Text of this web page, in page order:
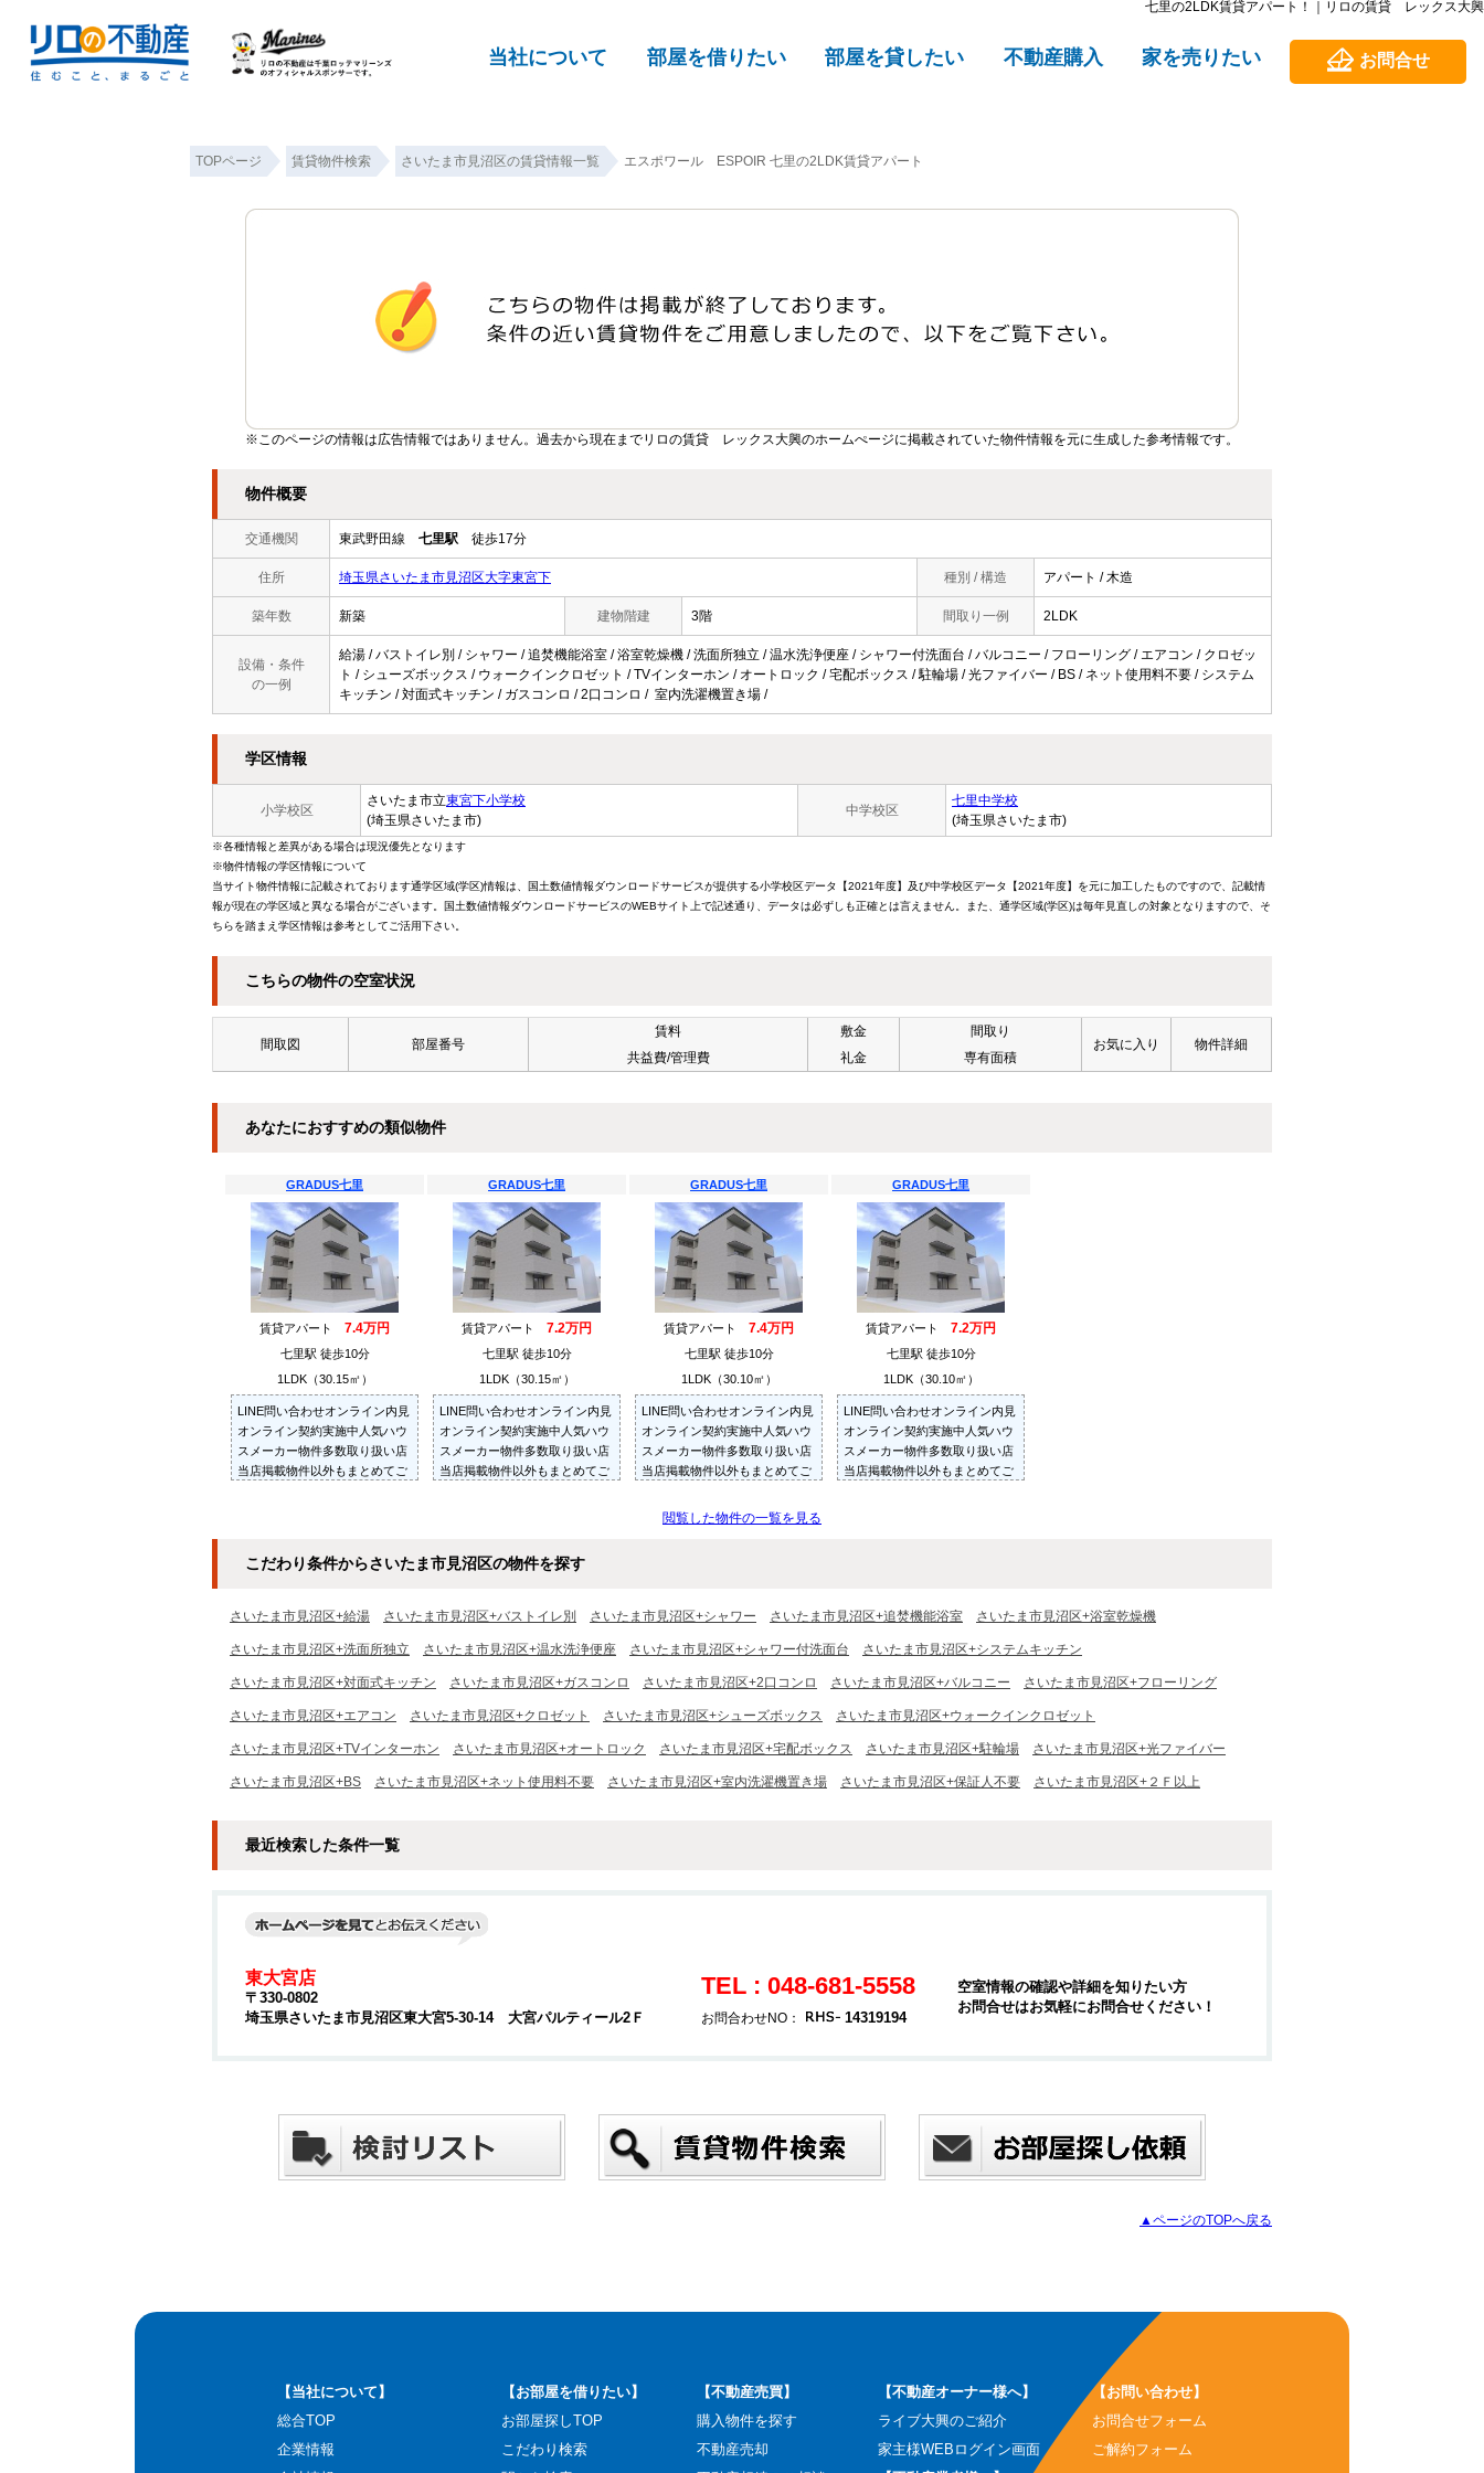
七里の2LDK賃貸アパート！｜リロの賃貸 レックス大興
当社について 部屋を借りたい 部屋を貸したい 不動産購入 家を売りたい お問合せ
TOPページ 賃貸物件検索 さいたま市見沼区の賃貸情報一覧 エスポワール ESPOIR 七里の2LDK賃貸アパート
※このページの情報は広告情報ではありません。過去から現在までリロの賃貸 レックス大興のホームぺージに掲載されていた物件情報を元に生成した参考情報です。
物件概要
交通機関 東武野田線 七里駅 徒歩17分
住所 埼玉県さいたま市見沼区大字東宮下 種別 / 構造 アパート / 木造
築年数 新築 建物階建 3階 間取り一例 2LDK
設備・条件
の一例
給湯 / バストイレ別 / シャワー / 追焚機能浴室 / 浴室乾燥機 / 洗面所独立 / 温水洗浄便座 / シャワー付洗面台 / バルコニー / フローリング / エアコン / クロゼッ
ト / シューズボックス / ウォークインクロゼット / TVインターホン / オートロック / 宅配ボックス / 駐輪場 / 光ファイバー / BS / ネット使用料不要 / システム
キッチン / 対面式キッチン / ガスコンロ / 2口コンロ / 室内洗濯機置き場 /
学区情報
小学校区
さいたま市立東宮下小学校
(埼玉県さいたま市)
中学校区
七里中学校
(埼玉県さいたま市)
※各種情報と差異がある場合は現況優先となります
※物件情報の学区情報について
当サイト物件情報に記載されております通学区域(学区)情報は、国土数値情報ダウンロードサービスが提供する小学校区データ【2021年度】及び中学校区データ【2021年度】を元に加工したものですので、記載情
報が現在の学区域と異なる場合がございます。国土数値情報ダウンロードサービスのWEBサイト上で記述通り、データは必ずしも正確とは言えません。また、通学区域(学区)は毎年見直しの対象となりますので、そ
ちらを踏まえ学区情報は参考としてご活用下さい。
こちらの物件の空室状況
間取図 部屋番号
賃料
共益費/管理費
敷金
礼金
間取り
専有面積
お気に入り 物件詳細
あなたにおすすめの類似物件
GRADUS七里
賃貸アパート 7.4万円
七里駅 徒歩10分
1LDK（30.15㎡）
LINE問い合わせオンライン内見
オンライン契約実施中人気ハウ
スメーカー物件多数取り扱い店
当店掲載物件以外もまとめてご
GRADUS七里
賃貸アパート 7.2万円
七里駅 徒歩10分
1LDK（30.15㎡）
LINE問い合わせオンライン内見
オンライン契約実施中人気ハウ
スメーカー物件多数取り扱い店
当店掲載物件以外もまとめてご
GRADUS七里
賃貸アパート 7.4万円
七里駅 徒歩10分
1LDK（30.10㎡）
LINE問い合わせオンライン内見
オンライン契約実施中人気ハウ
スメーカー物件多数取り扱い店
当店掲載物件以外もまとめてご
お部屋を多数ご紹介させていた
GRADUS七里
賃貸アパート 7.2万円
七里駅 徒歩10分
1LDK（30.10㎡）
LINE問い合わせオンライン内見
オンライン契約実施中人気ハウ
スメーカー物件多数取り扱い店
当店掲載物件以外もまとめてご
閲覧した物件の一覧を見る
こだわり条件からさいたま市見沼区の物件を探す
さいたま市見沼区+給湯 さいたま市見沼区+バストイレ別 さいたま市見沼区+シャワー さいたま市見沼区+追焚機能浴室 さいたま市見沼区+浴室乾燥機
さいたま市見沼区+洗面所独立 さいたま市見沼区+温水洗浄便座 さいたま市見沼区+シャワー付洗面台 さいたま市見沼区+システムキッチン
さいたま市見沼区+対面式キッチン さいたま市見沼区+ガスコンロ さいたま市見沼区+2口コンロ さいたま市見沼区+バルコニー さいたま市見沼区+フローリング
さいたま市見沼区+エアコン さいたま市見沼区+クロゼット さいたま市見沼区+シューズボックス さいたま市見沼区+ウォークインクロゼット
さいたま市見沼区+TVインターホン さいたま市見沼区+オートロック さいたま市見沼区+宅配ボックス さいたま市見沼区+駐輪場 さいたま市見沼区+光ファイバー
さいたま市見沼区+BS さいたま市見沼区+ネット使用料不要 さいたま市見沼区+室内洗濯機置き場 さいたま市見沼区+保証人不要 さいたま市見沼区+２Ｆ以上
最近検索した条件一覧
東大宮店
〒330-0802
埼玉県さいたま市見沼区東大宮5-30-14 大宮パルティール2Ｆ
TEL : 048-681-5558
お問合わせNO： 14319194
空室情報の確認や詳細を知りたい方
お問合せはお気軽にお問合せください！
▲ページのTOPへ戻る
【当社について】
総合TOP
企業情報
【お部屋を借りたい】
お部屋探しTOP
こだわり検索
【不動産売買】
購入物件を探す
不動産売却
【不動産オーナー様へ】
ライブ大興のご紹介
家主様WEBログイン画面
【お問い合わせ】
お問合せフォーム
ご解約フォーム